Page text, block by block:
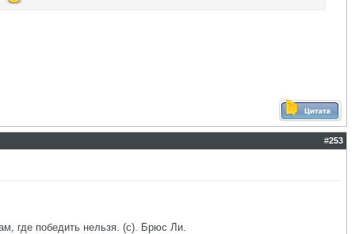
#253
где победить нельзя. (с). Брюс Ли.